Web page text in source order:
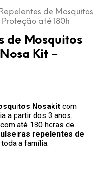
de Mosquitos
até 180h
de Mosquitos
Kit –
Nosakit com
a partir dos 3 anos.
até 180 horas de
repelentes de
a família.